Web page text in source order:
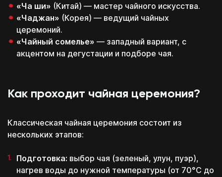
«Ча ши» (Китай) — мастер чайного искусства.
«Чаджан» (Корея) — ведущий чайных
церемоний.
«Чайный сомелье» — западный вариант, с
акцентом на дегустации и подборе чая.
Как проходит чайная церемония?
Классическая чайная церемония состоит из
нескольких этапов:
Подготовка: выбор чая (зеленый, улун, пуэр),
нагрев воды до нужной температуры (от 70°C до